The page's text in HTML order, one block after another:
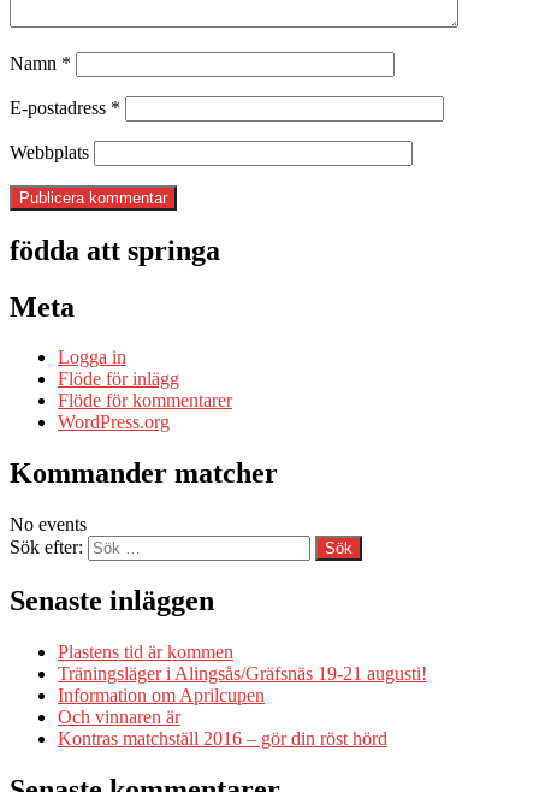
Namn *
E-postadress *
Webbplats
födda att springa
Meta
Logga in
Flöde för inlägg
Flöde för kommentarer
WordPress.org
Kommander matcher
No events
Sök efter:
Senaste inläggen
Plastens tid är kommen
Träningsläger i Alingsås/Gräfsnäs 19-21 augusti!
Information om Aprilcupen
Och vinnaren är
Kontras matchställ 2016 – gör din röst hörd